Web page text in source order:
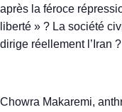
après la féroce
liberté » ? La société
dirige réellement l’Iran ?
Chowra Makaremi,